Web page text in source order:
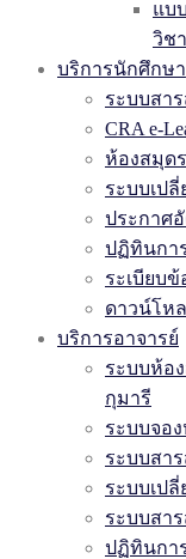
แบ
วิช
บริการนักศึกษา
ระบบสา
CRA e-
ห้องสมุด
ระบบเปลี่
ประกาศอั
ปฏิทินกา
ระเบียบ
ดาวน์โห
บริการอาจารย์
ระบบห้อ
กุมารี
ระบบจอ
ระบบสา
ระบบเป
ระบบสา
ปฏิทินกา